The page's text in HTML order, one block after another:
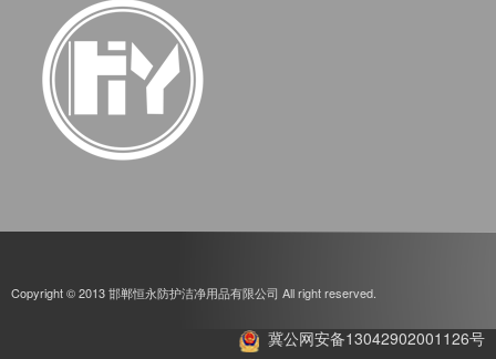
Copyright © 2013 邯郸恒永防护洁净用品有限公司 All right reserved.
冀公网安备13042902001126号